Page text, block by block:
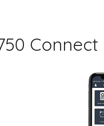
Connect